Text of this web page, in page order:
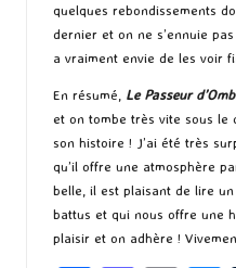
quelques rebondissements
dernier et on ne s’ennuie
a vraiment envie de les voir
En résumé, Le Passeur
et on tombe très vite sous le
son histoire ! J’ai été très
qu’il offre une atmosphère
belle, il est plaisant de lire
battus et qui nous offre une
plaisir et on adhère !